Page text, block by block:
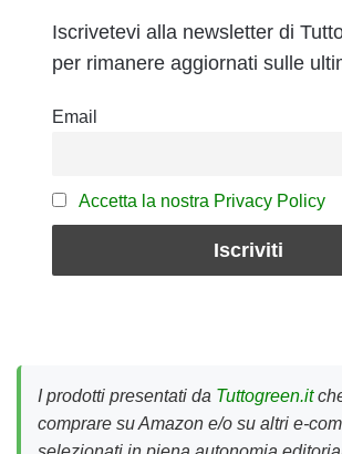
Iscrivetevi alla newsletter di
per rimanere aggiornati sulle
Email
Accetta la nostra Privacy Policy
I prodotti presentati da Tuttogreen.it
comprare su Amazon e/o su altri e-